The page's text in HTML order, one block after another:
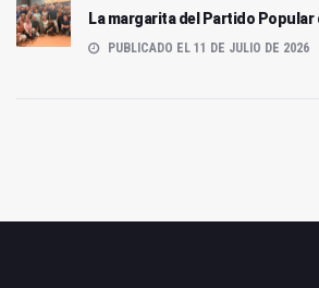
La margarita del Partido Popular
PUBLICADO EL 11 DE JULIO DE 2026